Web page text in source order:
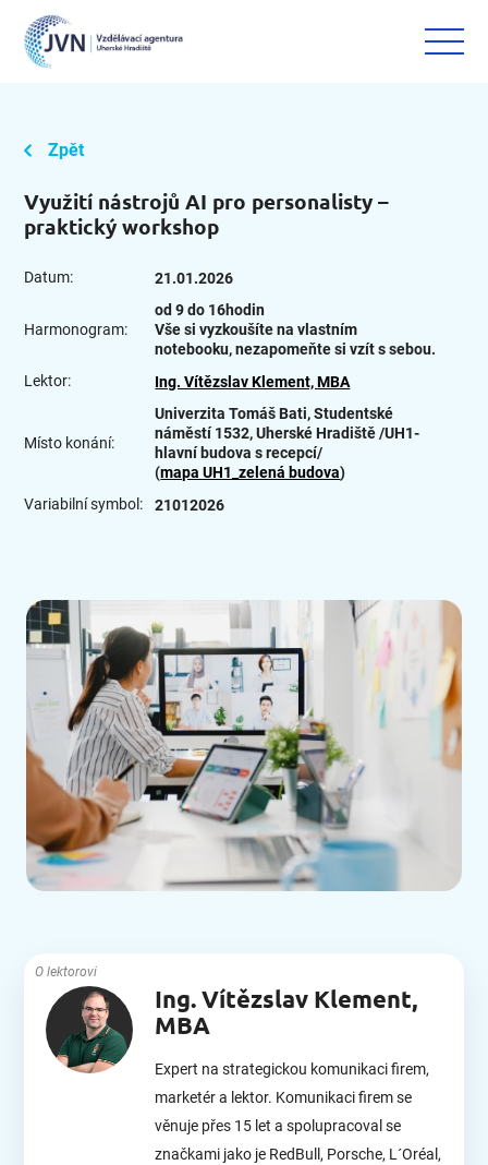
Zpět
Využití nástrojů AI pro personalisty –
praktický workshop
Datum: 21.01.2026
Harmonogram:
od 9 do 16hodin
Vše si vyzkoušíte na vlastním
notebooku, nezapomeňte si vzít s sebou.
Lektor:
Ing. Vítězslav Klement, MBA
Místo konání:
Univerzita Tomáš Bati, Studentské
náměstí 1532, Uherské Hradiště /UH1-
hlavní budova s recepcí/
(mapa UH1_zelená budova)
Variabilní symbol:
21012026
O lektorovi
Ing. Vítězslav Klement,
MBA
Expert na strategickou komunikaci firem,
marketér a lektor. Komunikaci firem se
věnuje přes 15 let a spolupracoval se
značkami jako je RedBull, Porsche, L´Oréal,